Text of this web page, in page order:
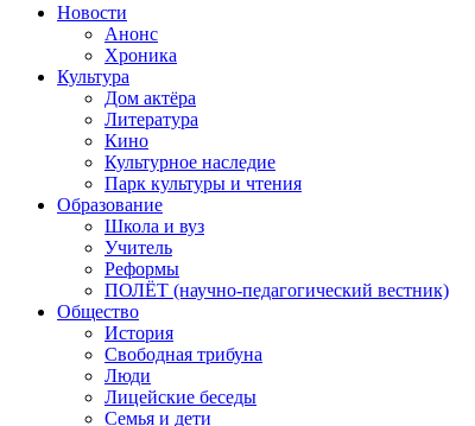
Новости
Анонс
Хроника
Культура
Дом актёра
Литература
Кино
Культурное наследие
Парк культуры и чтения
Образование
Школа и вуз
Учитель
Реформы
ПОЛЁТ (научно-педагогический вестник)
Общество
История
Свободная трибуна
Люди
Лицейские беседы
Семья и дети